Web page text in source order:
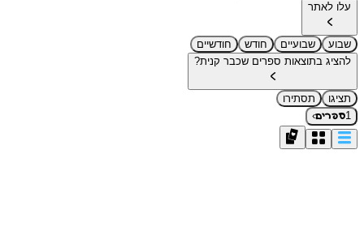
עלו לאתר
שבוע שבועיים חודש
חודשיים
להציג בתוצאות ספרים שכבר קנית?
תציגו
תסתירו
1ספרים›